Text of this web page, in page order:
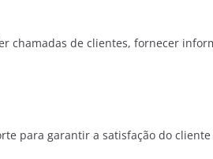
chamadas de clientes, fornecer
para garantir a satisfação do